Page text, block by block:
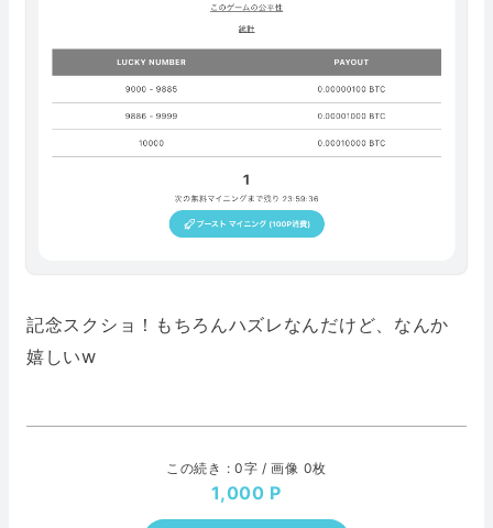
記念スクショ！もちろんハズレなんだけど、なんか
嬉しいw
この続き : 0字 / 画像 0枚
1,000